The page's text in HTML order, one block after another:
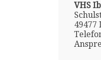
VHS
49477